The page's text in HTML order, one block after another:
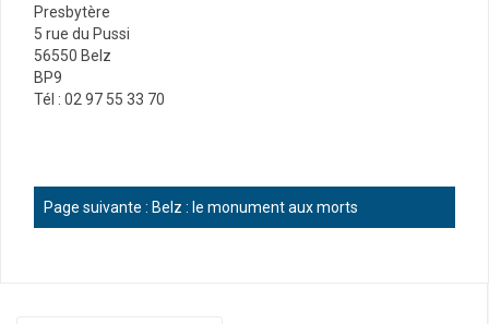
Presbytère
5 rue du Pussi
56550 Belz
BP9
Tél : 02 97 55 33 70
Page suivante : Belz : le monument aux morts